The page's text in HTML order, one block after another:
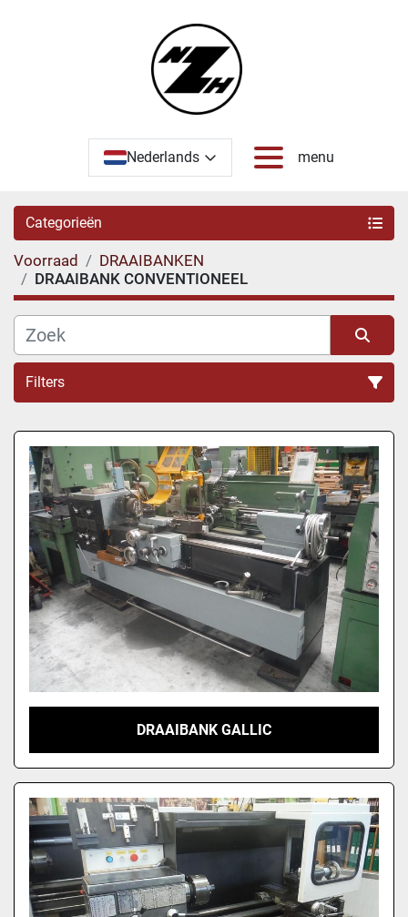
Nederlands menu
Categorieën
Voorraad
DRAAIBANKEN
DRAAIBANK CONVENTIONEEL
Filters
Sorteren op
DRAAIBANK GALLIC